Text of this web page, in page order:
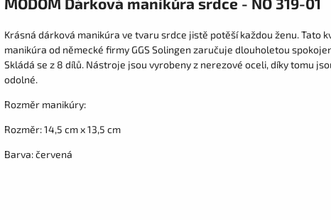
Krásná dárková manikúra ve tvaru srdce jistě potěší každou ženu. Tato
manikúra od německé firmy GGS Solingen zaručuje dlouholetou
Skládá se z 8 dílů. Nástroje jsou vyrobeny z nerezové oceli, díky tomu
odolné.
Rozměr manikúry:
Rozměr: 14,5 cm x 13,5 cm
Barva: červená